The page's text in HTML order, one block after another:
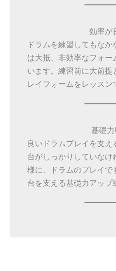
効率が
ドラムを練習してもな
は大抵、非効率なフォー
います。練習前に大前
レイフォームをレッスン
基礎
良いドラムプレイを支え
台がしっかりしていなけ
様に、ドラムのプレイで
台を支える基礎力アップ